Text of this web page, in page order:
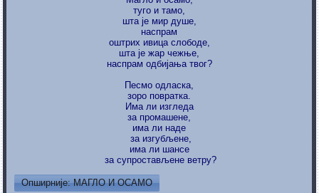
туго и тамо,
шта је мир душе,
наспрам
оштрих ивица слободе,
шта је жар чежње,
наспрам одбијања твог?
Песмо одласка,
зоро повратка.
Има ли изгледа
за промашене,
има ли наде
за изгубљене,
има ли шансе
за супростављене ветру?
Опширније: МАГЛО И ОСАМО